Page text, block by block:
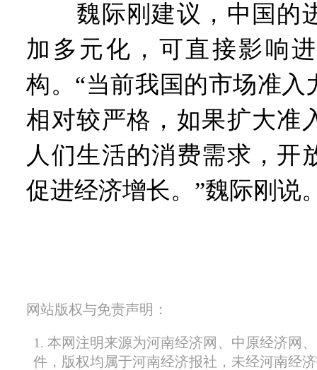
魏际刚建议，中国的
加多元化，可直接影响
构。“当前我国的市场准入
相对较严格，如果扩大准
人们生活的消费需求，开
促进经济增长。”魏际刚说
网站版权与免责声明：
1. 本网注明来源为河南经济网、中原经济网
件，版权均属于河南经济报社，未经河南经